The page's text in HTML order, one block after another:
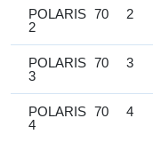
POLARIS
2
70 2
POLARIS
3
70 3
POLARIS
4
70 4